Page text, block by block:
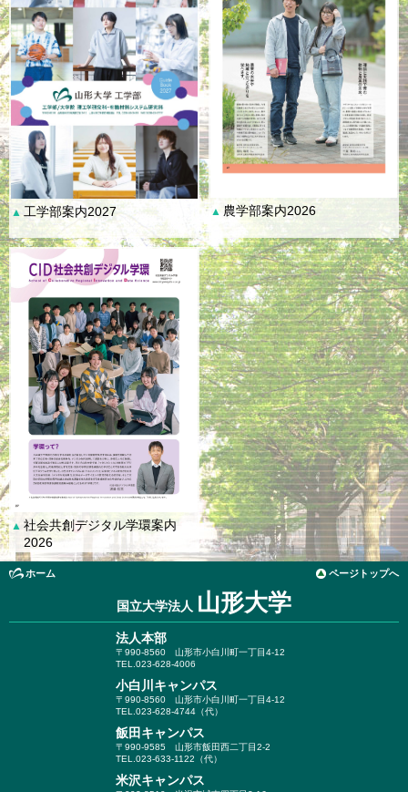
▲ 工学部案内2027 ▲ 農学部案内2026
▲ 社会共創デジタル学環案内
2026
ホーム ページトップへ
国立大学法人 山形大学
法人本部
〒990-8560 山形市小白川町一丁目4-12
TEL.023-628-4006
小白川キャンパス
〒990-8560 山形市小白川町一丁目4-12
TEL.023-628-4744（代）
飯田キャンパス
〒990-9585 山形市飯田西二丁目2-2
TEL.023-633-1122（代）
米沢キャンパス